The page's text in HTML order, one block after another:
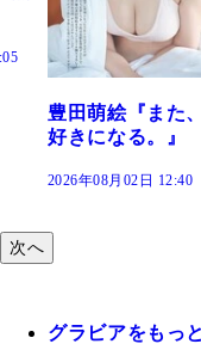
斎藤恭代
『BOUND』
2026年08月02日 12:35
次へ
グラビアをもっ